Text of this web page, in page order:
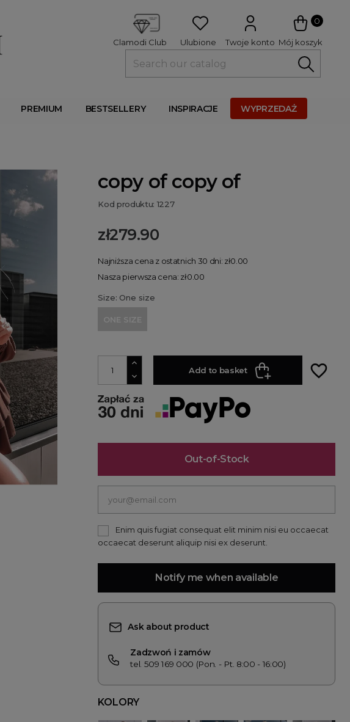
0
Mój koszyk
Twoje konto
Ulubione
Clamodi Club
PREMIUM BESTSELLERY INSPIRACJE WYPRZEDAŻ
copy of copy of
Kod produktu: 1227
zł279.90
Najniższa cena z ostatnich 30 dni: zł0.00
Nasza pierwsza cena: zł0.00
Size: One size
ONE SIZE
Add to basket favorite_border
Out-of-Stock
Enim quis fugiat consequat elit minim nisi eu occaecat
occaecat deserunt aliquip nisi ex deserunt.
Notify me when available
Ask about product
Zadzwoń i zamów
tel. 509 169 000 (Pon. - Pt. 8:00 - 16:00)
KOLORY